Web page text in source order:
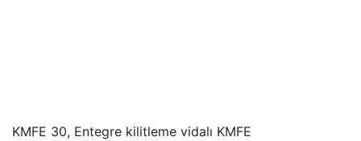
KMFE 30, Entegre kilitleme vidalı KMFE